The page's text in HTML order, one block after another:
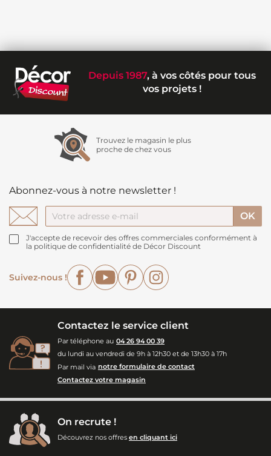
Depuis 1987, à vos côtés pour tous
vos projets !
Trouvez le magasin le plus
proche de chez vous
Abonnez-vous à notre newsletter !
J'accepte de recevoir des offres commerciales conformément à
la politique de confidentialité de Décor Discount
Suivez-nous !
FacebookYouTubePinterest
Contactez le service client
Par téléphone au 04 26 94 00 39
du lundi au vendredi de 9h à 12h30 et de 13h30 à 17h
Par mail via notre formulaire de contact
Contactez votre magasin
On recrute !
Découvrez nos offres en cliquant ici